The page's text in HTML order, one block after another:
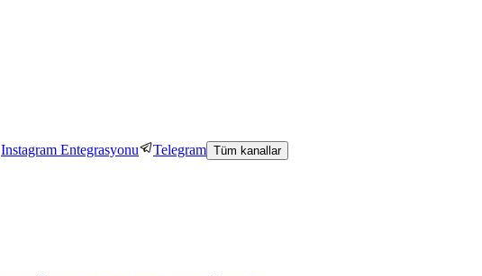
Instagram Entegrasyonu Telegram Tüm kanallar